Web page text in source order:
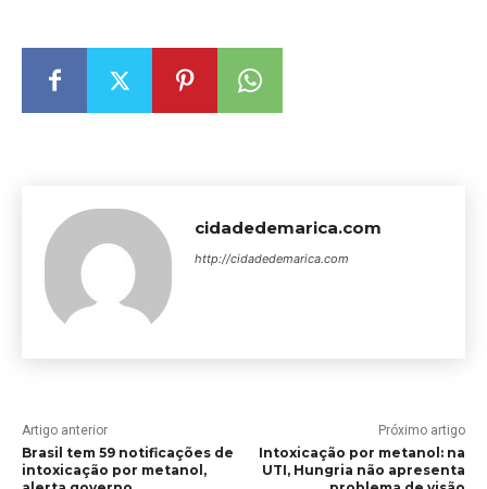
cidadedemarica.com
http://cidadedemarica.com
Artigo anterior
Brasil tem 59 notificações de
intoxicação por metanol,
Próximo artigo
Intoxicação por metanol: na
UTI, Hungria não apresenta